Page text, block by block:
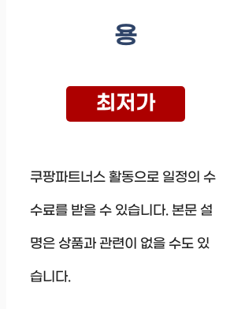
용
최저가
쿠팡파트너스 활동으로 일정의 수
수료를 받을 수 있습니다. 본문 설
명은 상품과 관련이 없을 수도 있
습니다.